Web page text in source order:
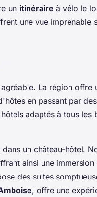
un itinéraire à vélo le
une vue imprenable
La région offre
en passant par des
adaptés à tous les
un château-hôtel.
ainsi une immersion
des suites
, offre une